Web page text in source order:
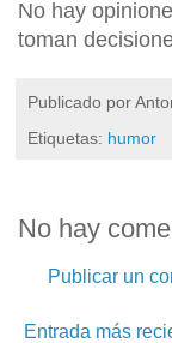
No hay
toman
Publicado por
Etiquetas: humor
No hay
Publicar un
Entrada más